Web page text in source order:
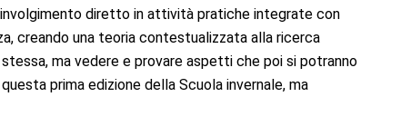
diretto in attività pratiche integrate con
creando una teoria contestualizzata alla ricerca
ma vedere e provare aspetti che poi si potranno
prima edizione della Scuola invernale, ma